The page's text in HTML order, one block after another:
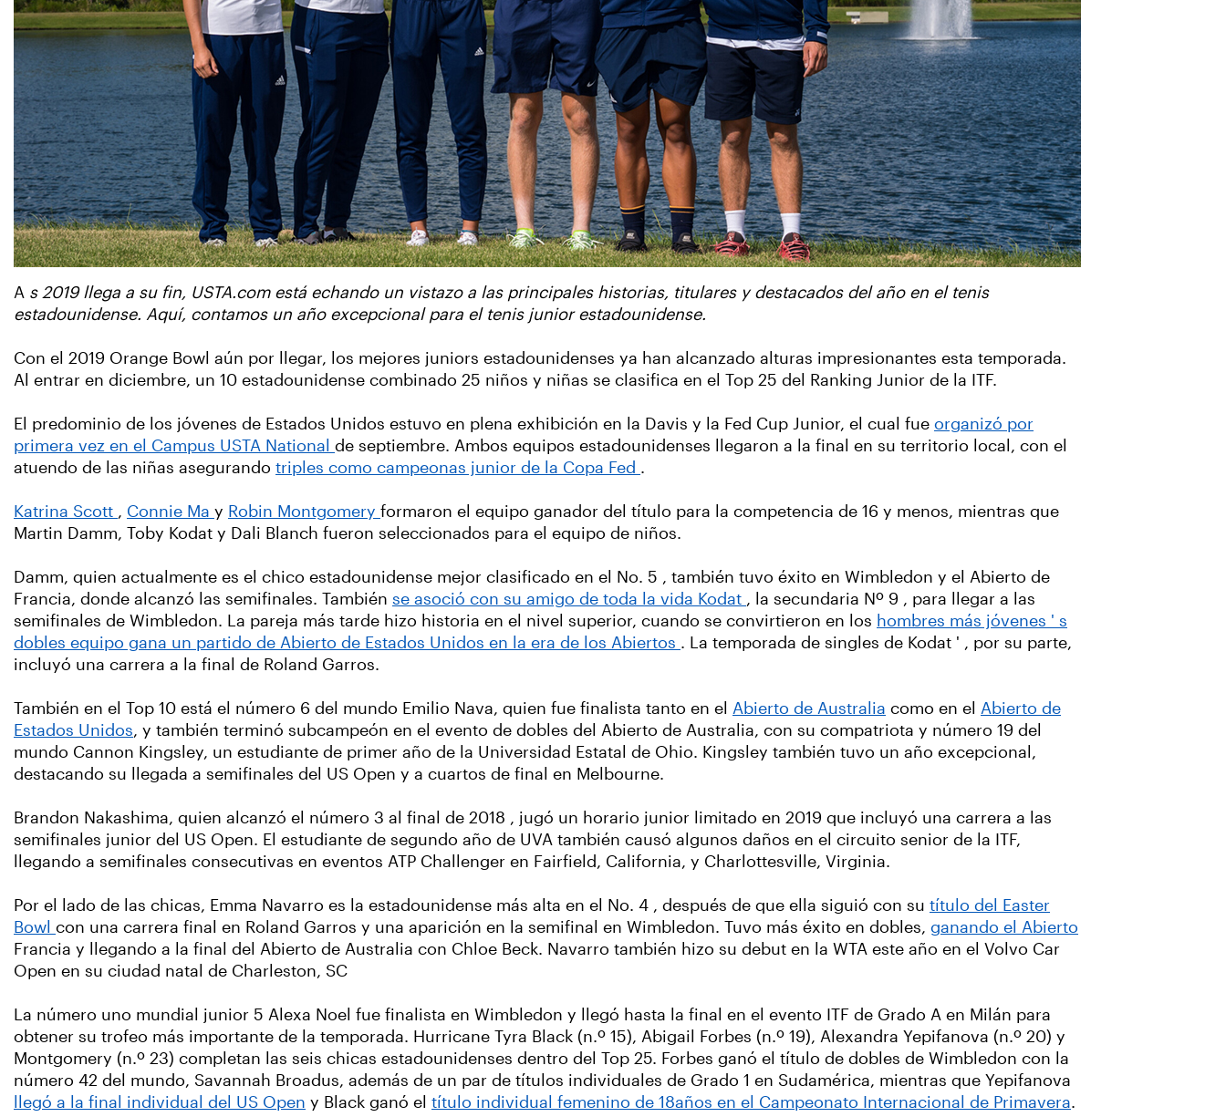
A s 2019 llega a su fin, USTA.com está echando un vistazo a las principales historias, titulares y destacados del año en el tenis
estadounidense. Aquí, contamos un año excepcional para el tenis junior estadounidense.
Con el 2019 Orange Bowl aún por llegar, los mejores juniors estadounidenses ya han alcanzado alturas impresionantes esta temporada.
Al entrar en diciembre, un 10 estadounidense combinado 25 niños y niñas se clasifica en el Top 25 del Ranking Junior de la ITF.
El predominio de los jóvenes de Estados Unidos estuvo en plena exhibición en la Davis y la Fed Cup Junior, el cual fue organizó por
primera vez en el Campus USTA National de septiembre. Ambos equipos estadounidenses llegaron a la final en su territorio local, con el
atuendo de las niñas asegurando triples como campeonas junior de la Copa Fed .
Katrina Scott , Connie Ma y Robin Montgomery formaron el equipo ganador del título para la competencia de 16 y menos, mientras que
Martin Damm, Toby Kodat y Dali Blanch fueron seleccionados para el equipo de niños.
Damm, quien actualmente es el chico estadounidense mejor clasificado en el No. 5 , también tuvo éxito en Wimbledon y el Abierto de
Francia, donde alcanzó las semifinales. También se asoció con su amigo de toda la vida Kodat , la secundaria Nº 9 , para llegar a las
semifinales de Wimbledon. La pareja más tarde hizo historia en el nivel superior, cuando se convirtieron en los hombres más jóvenes ' s
dobles equipo gana un partido de Abierto de Estados Unidos en la era de los Abiertos . La temporada de singles de Kodat ' , por su parte,
incluyó una carrera a la final de Roland Garros.
También en el Top 10 está el número 6 del mundo Emilio Nava, quien fue finalista tanto en el Abierto de Australia como en el Abierto de
Estados Unidos, y también terminó subcampeón en el evento de dobles del Abierto de Australia, con su compatriota y número 19 del
mundo Cannon Kingsley, un estudiante de primer año de la Universidad Estatal de Ohio. Kingsley también tuvo un año excepcional,
destacando su llegada a semifinales del US Open y a cuartos de final en Melbourne.
Brandon Nakashima, quien alcanzó el número 3 al final de 2018 , jugó un horario junior limitado en 2019 que incluyó una carrera a las
semifinales junior del US Open. El estudiante de segundo año de UVA también causó algunos daños en el circuito senior de la ITF,
llegando a semifinales consecutivas en eventos ATP Challenger en Fairfield, California, y Charlottesville, Virginia.
Por el lado de las chicas, Emma Navarro es la estadounidense más alta en el No. 4 , después de que ella siguió con su título del Easter
Bowl con una carrera final en Roland Garros y una aparición en la semifinal en Wimbledon. Tuvo más éxito en dobles, ganando el Abierto
Francia y llegando a la final del Abierto de Australia con Chloe Beck. Navarro también hizo su debut en la WTA este año en el Volvo Car
Open en su ciudad natal de Charleston, SC
La número uno mundial junior 5 Alexa Noel fue finalista en Wimbledon y llegó hasta la final en el evento ITF de Grado A en Milán para
obtener su trofeo más importante de la temporada. Hurricane Tyra Black (n.º 15), Abigail Forbes (n.º 19), Alexandra Yepifanova (n.º 20) y
Montgomery (n.º 23) completan las seis chicas estadounidenses dentro del Top 25. Forbes ganó el título de dobles de Wimbledon con la
número 42 del mundo, Savannah Broadus, además de un par de títulos individuales de Grado 1 en Sudamérica, mientras que Yepifanova
llegó a la final individual del US Open y Black ganó el título individual femenino de 18años en el Campeonato Internacional de Primavera.